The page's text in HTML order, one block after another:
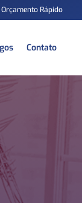
Orçamento Rápido
Contato